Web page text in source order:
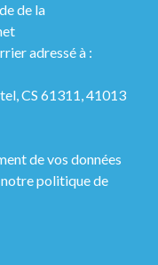
de la
adressé à :
CS 61311, 41013
de vos données
politique de